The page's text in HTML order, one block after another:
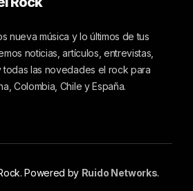
nueva música y lo últimos de tus
noticias, artículos, entrevistas,
las novedades el rock para
Colombia, Chile y España.
Powered by Ruido Networks.